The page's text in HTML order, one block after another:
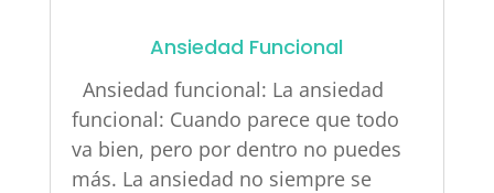
Ansiedad Funcional
Ansiedad funcional: La ansiedad
funcional: Cuando parece que todo
va bien, pero por dentro no puedes
más. La ansiedad no siempre se